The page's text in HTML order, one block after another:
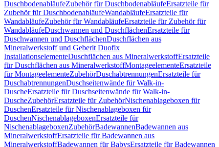
DuschbodenabläufeZubehör für DuschbodenabläufeErsatzteile für
Zubehör für DuschbodenabläufeWandabläufeErsatzteile für
WandabläufeZubehör für WandabläufeErsatzteile für Zubehör für
WandabläufeDuschwannen und DuschflächenErsatzteile für
Duschwannen und DuschflächenDuschflächen aus
Mineralwerkstoff und Geberit Duofix
InstallationselementeDuschflächen aus MineralwerkstoffErsatzteile
für Duschflächen aus MineralwerkstoffMontageelementeErsatzteile
für MontageelementeZubehörDuschabtrennungenErsatzteile für
DuschabtrennungenDuschseitenwände für Walk-in-
DuscheErsatzteile für Duschseitenwände für Walk-in-
DuscheZubehörErsatzteile für ZubehörNischenablageboxen für
DuschenErsatzteile für Nischenablageboxen für
DuschenNischenablageboxenErsatzteile für
NischenablageboxenZubehörBadewannenBadewannen aus
MineralwerkstoffErsatzteile für Badewannen aus
MineralwerkstoffBadewannen für BabysErsatzteile für Badewannen